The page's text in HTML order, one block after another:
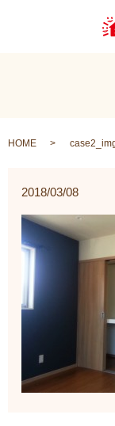
HOME
2018/03/08